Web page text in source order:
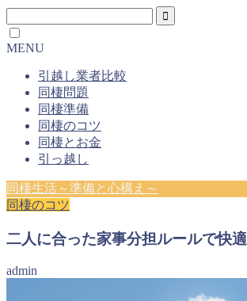
MENU
引越し業者比較
同棲問題
同棲準備
同棲のコツ
同棲とお金
引っ越し
同棲生活～準備と心構え～
同棲のコツ
二人に合った家事分担ルールで快
admin